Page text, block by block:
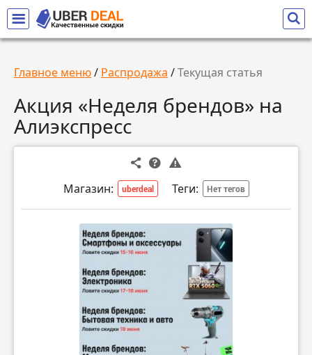
Главное меню/ Распродажа /Текущая статья
Акция «Неделя брендов» на
Алиэкспресс
Магазин: uberdeal Теги: Нет тегов